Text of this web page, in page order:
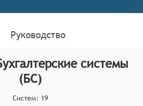
внутренней и
продуктов Соваре
функциональные критерии
система была включена в
учёта, она должна:
Руководство
системы
(БС)
Систем: 19